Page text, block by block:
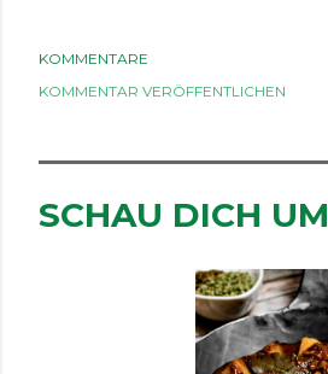
KOMMENTARE
KOMMENTAR VERÖFFENTLICHEN
SCHAU DICH UM